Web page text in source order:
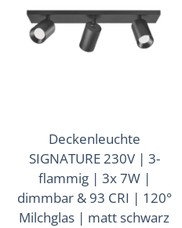
Deckenleuchte
SIGNATURE 230V | 3-
flammig | 3x 7W |
dimmbar & 93 CRI | 120°
Milchglas | matt schwarz